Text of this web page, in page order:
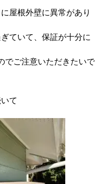
屋根外壁に異常があり
ていて、保証が十分に
でご注意いただきたいで
て